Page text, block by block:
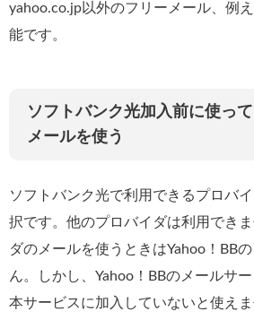
yahoo.co.jp以外のフリーメール、例
能です。
ソフトバンク光加入前に使っ
メールを使う
ソフトバンク光で利用できるプロバ
択です。他のプロバイダは利用でき
ダのメールを使うときはYahoo！BB
ん。しかし、Yahoo！BBのメールサ
本サービスに加入していないと使え